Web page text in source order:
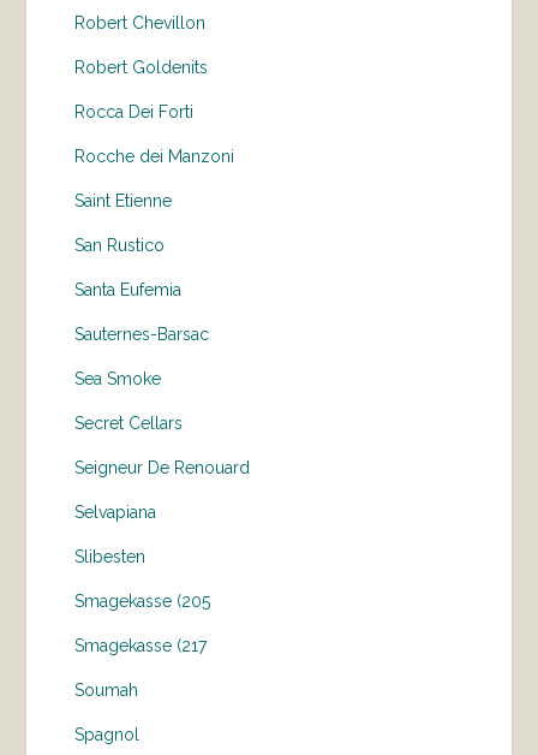
Robert Chevillon
Robert Goldenits
Rocca Dei Forti
Rocche dei Manzoni
Saint Etienne
San Rustico
Santa Eufemia
Sauternes-Barsac
Sea Smoke
Secret Cellars
Seigneur De Renouard
Selvapiana
Slibesten
Smagekasse (205
Smagekasse (217
Soumah
Spagnol